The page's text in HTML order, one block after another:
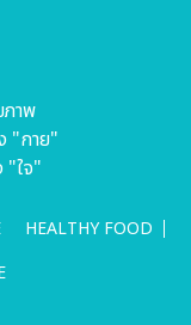
าพ
"กาย"
"ใจ"
HEALTHY FOOD